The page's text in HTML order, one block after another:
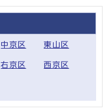
中京区 東山区
右京区 西京区